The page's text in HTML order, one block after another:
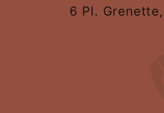
6 Pl.